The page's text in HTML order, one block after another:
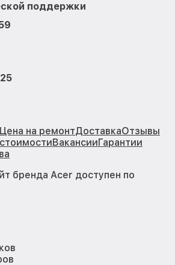
поддержки
Цена на ремонтДоставкаОтзывы
ВакансииГарантии
бренда Acer доступен по